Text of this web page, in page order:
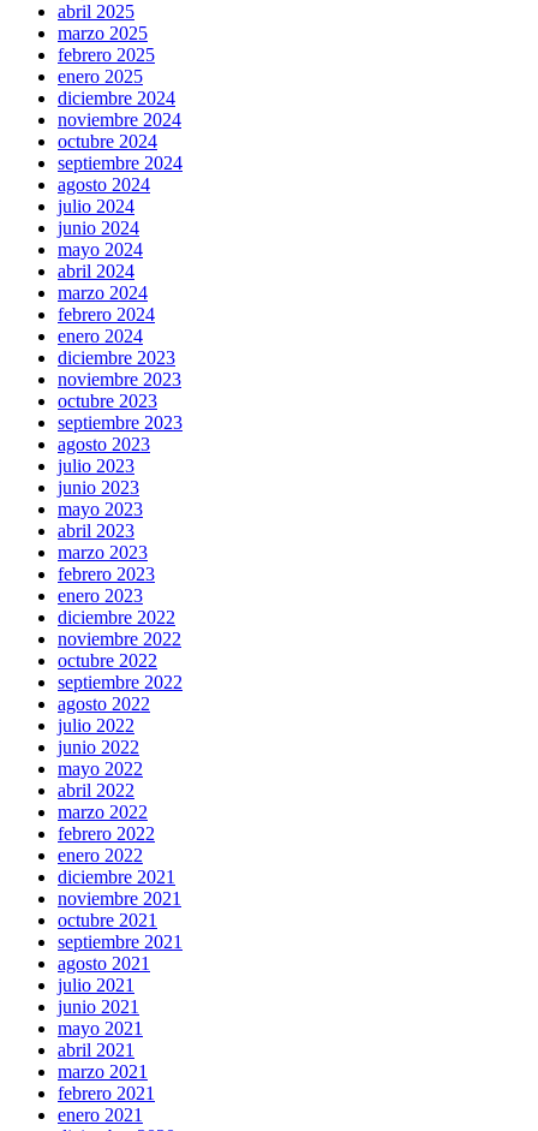
abril 2025
marzo 2025
febrero 2025
enero 2025
diciembre 2024
noviembre 2024
octubre 2024
septiembre 2024
agosto 2024
julio 2024
junio 2024
mayo 2024
abril 2024
marzo 2024
febrero 2024
enero 2024
diciembre 2023
noviembre 2023
octubre 2023
septiembre 2023
agosto 2023
julio 2023
junio 2023
mayo 2023
abril 2023
marzo 2023
febrero 2023
enero 2023
diciembre 2022
noviembre 2022
octubre 2022
septiembre 2022
agosto 2022
julio 2022
junio 2022
mayo 2022
abril 2022
marzo 2022
febrero 2022
enero 2022
diciembre 2021
noviembre 2021
octubre 2021
septiembre 2021
agosto 2021
julio 2021
junio 2021
mayo 2021
abril 2021
marzo 2021
febrero 2021
enero 2021